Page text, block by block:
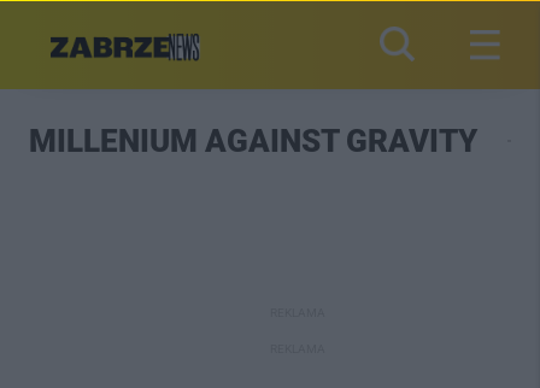
MILLENIUM AGAINST GRAVITY